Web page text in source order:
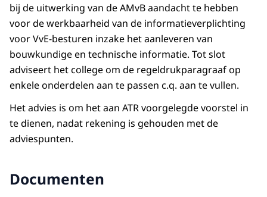
bij de uitwerking van de AMvB aandacht te hebben
voor de werkbaarheid van de informatieverplichting
voor VvE-besturen inzake het aanleveren van
bouwkundige en technische informatie. Tot slot
adviseert het college om de regeldrukparagraaf op
enkele onderdelen aan te passen c.q. aan te vullen.
Het advies is om het aan ATR voorgelegde voorstel in
te dienen, nadat rekening is gehouden met de
adviespunten.
Documenten